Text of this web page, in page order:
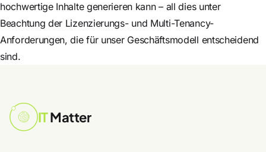
hochwertige Inhalte generieren kann – all dies unter
Beachtung der Lizenzierungs- und Multi-Tenancy-
Anforderungen, die für unser Geschäftsmodell entscheidend
sind.
ITMatter